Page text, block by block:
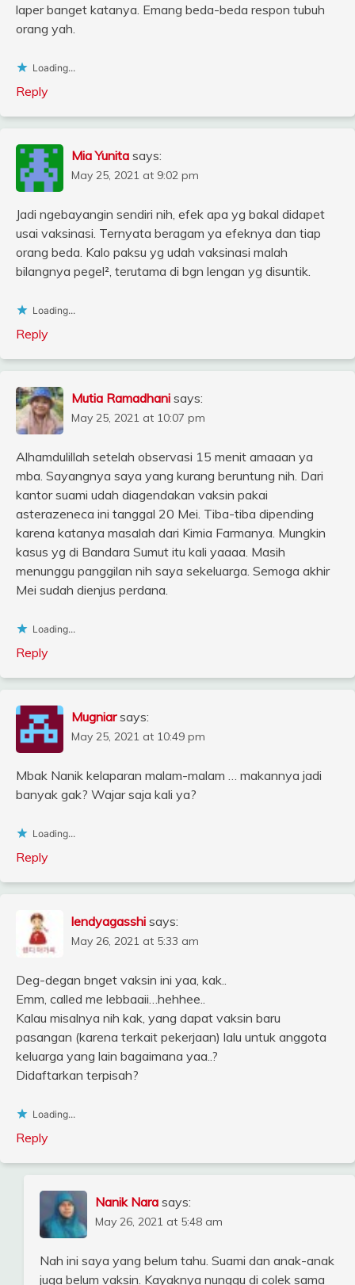
laper banget katanya. Emang beda-beda respon tubuh
orang yah.
Loading...
Reply
Mia Yunita says:
May 25, 2021 at 9:02 pm
Jadi ngebayangin sendiri nih, efek apa yg bakal didapet
usai vaksinasi. Ternyata beragam ya efeknya dan tiap
orang beda. Kalo paksu yg udah vaksinasi malah
bilangnya pegel², terutama di bgn lengan yg disuntik.
Loading...
Reply
Mutia Ramadhani says:
May 25, 2021 at 10:07 pm
Alhamdulillah setelah observasi 15 menit amaaan ya
mba. Sayangnya saya yang kurang beruntung nih. Dari
kantor suami udah diagendakan vaksin pakai
asterazeneca ini tanggal 20 Mei. Tiba-tiba dipending
karena katanya masalah dari Kimia Farmanya. Mungkin
kasus yg di Bandara Sumut itu kali yaaaa. Masih
menunggu panggilan nih saya sekeluarga. Semoga akhir
Mei sudah dienjus perdana.
Loading...
Reply
Mugniar says:
May 25, 2021 at 10:49 pm
Mbak Nanik kelaparan malam-malam … makannya jadi
banyak gak? Wajar saja kali ya?
Loading...
Reply
lendyagasshi says:
May 26, 2021 at 5:33 am
Deg-degan bnget vaksin ini yaa, kak..
Emm, called me lebbaaii…hehhee..
Kalau misalnya nih kak, yang dapat vaksin baru
pasangan (karena terkait pekerjaan) lalu untuk anggota
keluarga yang lain bagaimana yaa..?
Didaftarkan terpisah?
Loading...
Reply
Nanik Nara says:
May 26, 2021 at 5:48 am
Nah ini saya yang belum tahu. Suami dan anak-anak
juga belum vaksin. Kayaknya nunggu di colek sama